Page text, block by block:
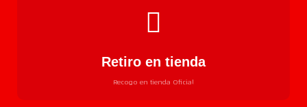
Retiro en tienda
Recogo en tienda Oficial